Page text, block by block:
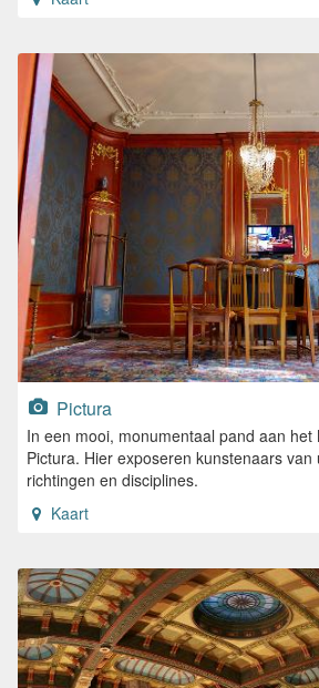
Pictura
In een mooi, monumentaal pand aan
Pictura. Hier exposeren kunstenaars van
richtingen en disciplines.
Kaart